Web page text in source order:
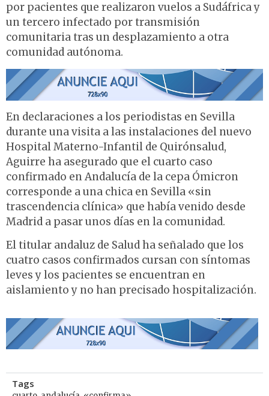
por pacientes que realizaron vuelos a Sudáfrica y
un tercero infectado por transmisión
comunitaria tras un desplazamiento a otra
comunidad autónoma.
En declaraciones a los periodistas en Sevilla
durante una visita a las instalaciones del nuevo
Hospital Materno-Infantil de Quirónsalud,
Aguirre ha asegurado que el cuarto caso
confirmado en Andalucía de la cepa Ómicron
corresponde a una chica en Sevilla «sin
trascendencia clínica» que había venido desde
Madrid a pasar unos días en la comunidad.
El titular andaluz de Salud ha señalado que los
cuatro casos confirmados cursan con síntomas
leves y los pacientes se encuentran en
aislamiento y no han precisado hospitalización.
Tags